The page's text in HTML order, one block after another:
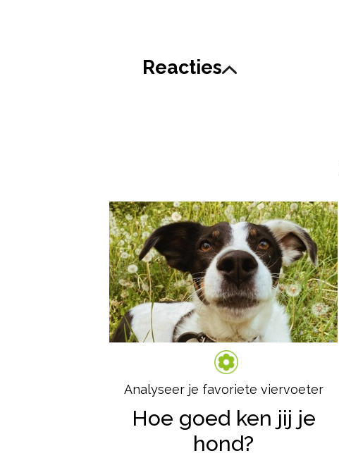
Reacties
Analyseer je favoriete viervoeter
Hoe goed ken jij je
hond?